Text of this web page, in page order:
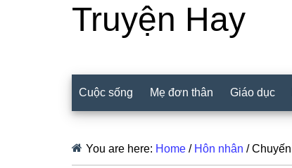
Truyện Hay
Cuộc sống Mẹ đơn thân Giáo dục
You are here: Home / Hôn nhân /Chuyến